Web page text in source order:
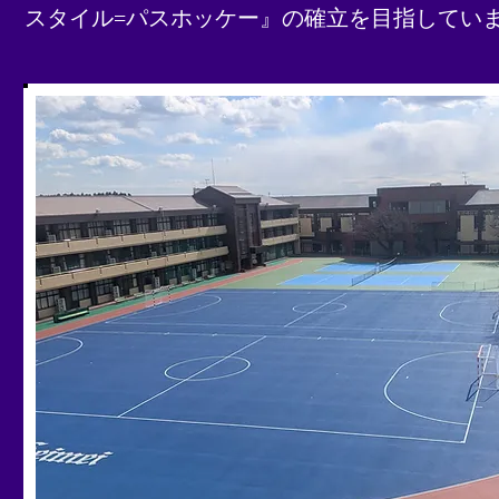
スタイル=パスホッケー』の確立を目指してい